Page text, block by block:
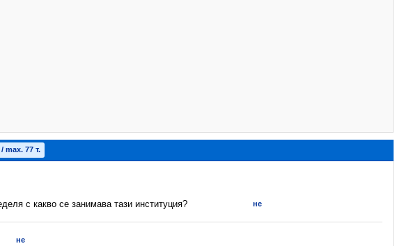
/ max. 77 т.
с какво се занимава тази институция? не
не